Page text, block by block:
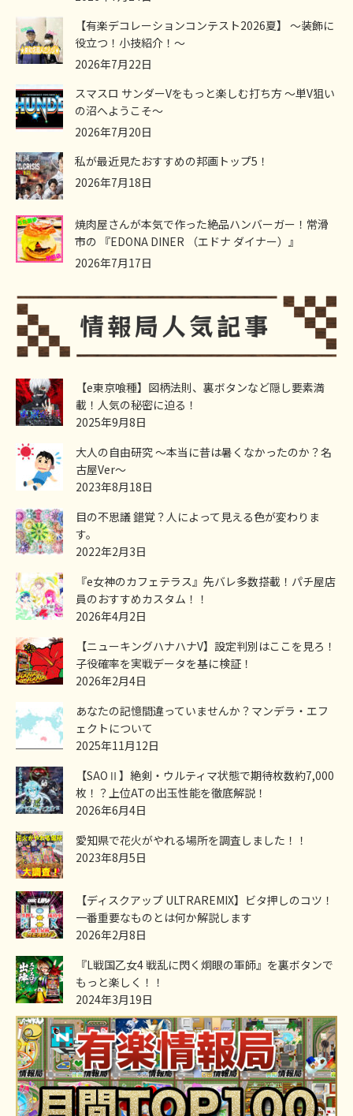
【有楽デコレーションコンテスト2026夏】 ～装飾に
役立つ！小技紹介！～
2026年7月22日
スマスロ サンダーVをもっと楽しむ打ち方 ～単V狙い
の沼へようこそ～
2026年7月20日
私が最近見たおすすめの邦画トップ5！
2026年7月18日
焼肉屋さんが本気で作った絶品ハンバーガー！常滑
市の 『EDONA DINER （エドナ ダイナー）』
2026年7月17日
【e東京喰種】図柄法則、裏ボタンなど隠し要素満
載！人気の秘密に迫る！
2025年9月8日
大人の自由研究 ～本当に昔は暑くなかったのか？名
古屋Ver～
2023年8月18日
目の不思議 錯覚？人によって見える色が変わりま
す。
2022年2月3日
『e女神のカフェテラス』先バレ多数搭載！パチ屋店
員のおすすめカスタム！！
2026年4月2日
【ニューキングハナハナV】設定判別はここを見ろ！
子役確率を実戦データを基に検証！
2026年2月4日
あなたの記憶間違っていませんか？マンデラ・エフ
ェクトについて
2025年11月12日
【SAOⅡ】絶剣・ウルティマ状態で期待枚数約7,000
枚！？上位ATの出玉性能を徹底解説！
2026年6月4日
愛知県で花火がやれる場所を調査しました！！
2023年8月5日
【ディスクアップ ULTRAREMIX】ビタ押しのコツ！
一番重要なものとは何か解説します
2026年2月8日
『L戦国乙女4 戦乱に閃く炯眼の軍師』を裏ボタンで
もっと楽しく！！
2024年3月19日